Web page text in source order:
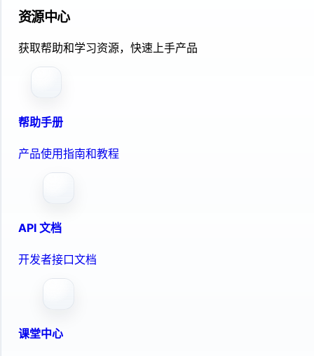
资源中心
获取帮助和学习资源，快速上手产品
帮助手册
产品使用指南和教程
API 文档
开发者接口文档
课堂中心